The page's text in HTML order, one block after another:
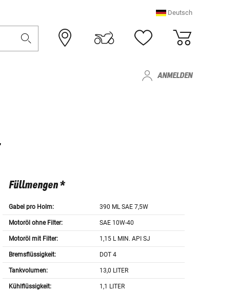
Deutsch
ANMELDEN
Füllmengen *
Gabel pro Holm: 390 ML SAE 7,5W
Motoröl ohne Filter: SAE 10W-40
Motoröl mit Filter: 1,15 L MIN. API SJ
Bremsflüssigkeit: DOT 4
Tankvolumen: 13,0 LITER
Kühlflüssigkeit: 1,1 LITER